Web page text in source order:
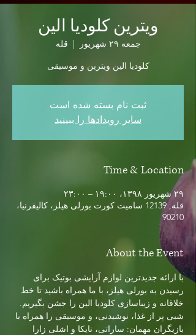
ویترین کلودیا الین
جمعه ۲۹ شهریور
  |
قله
کلودیا الین ویترین و موسیقی
ثبت نام بسته شده است
سایر رویدادها را ببینید
Time & Location
۲۹ شهریور ۱۳۹۸، ۱۹:۰۰ – ۲۳:۰۰
قله, 12139 سامیت کورت بورلی هیلز، کالیفرنیا،
90210
About the Event
با ارائه جدیدترین لوازم آرایشی بوتیک برای
رسیدن به بورلی هیلز، با ما همراه باشید تا خط
خلاقانه و زیباسازی کلودیا الین را جشن بگیریم.
شبی پر از غذا، نوشیدنی، و موسیقی را همراه با
بازیگران مهمان: ساراتی، نایکا و اشلی زارا